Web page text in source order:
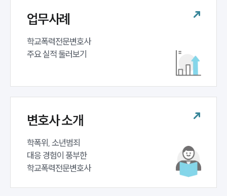
업무사례
학교폭력전문변호사
주요 실적 둘러보기
변호사 소개
학폭위, 소년범죄
대응 경험이 풍부한
학교폭력전문변호사